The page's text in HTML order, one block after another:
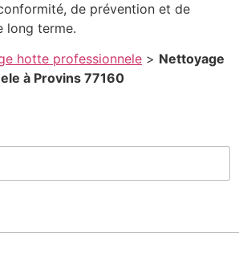
de prévention et de
long terme.
hotte professionnele > Nettoyage
à Provins 77160